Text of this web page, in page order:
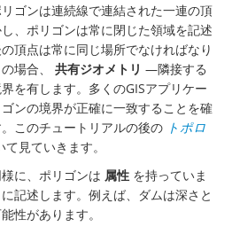
ゴンは連続線で連結された一連の頂
、ポリゴンは常に閉じた領域を記述
頂点は常に同じ場所でなければなり
場合、 共有ジオメトリ —隣接する
を有します。多くのGISアプリケー
ンの境界が正確に一致することを確
このチュートリアルの後の トポロ
見ていきます。
に、ポリゴンは 属性 を持っていま
記述します。例えば、ダムは深さと
性があります。